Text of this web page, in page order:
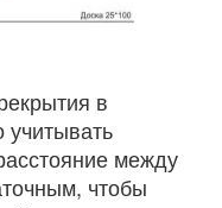
в
учитывать
между
чтобы